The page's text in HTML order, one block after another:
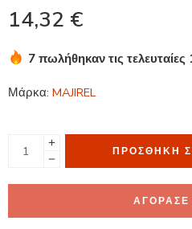
14,32 €
7 πωλήθηκαν τις
Μάρκα: MAJIREL
ΠΡΟΣΘΉΚΗ
ΑΓΟΡΑΣΕ